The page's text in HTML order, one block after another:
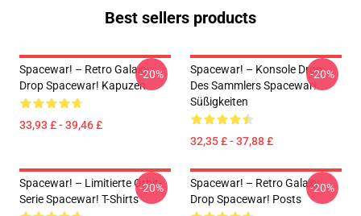
Best sellers products
Spacewar! – Retro Galaxy
Drop Spacewar! Kapuzen
33,93 £ - 39,46 £
-20%
Spacewar! – Konsole Drop
Des Sammlers Spacewar!
Süßigkeiten
32,35 £ - 37,88 £
-20%
Spacewar! – Limitierte Orbit-
Serie Spacewar! T-Shirts
-20%
Spacewar! – Retro Galaxy
Drop Spacewar! Posts
-20%